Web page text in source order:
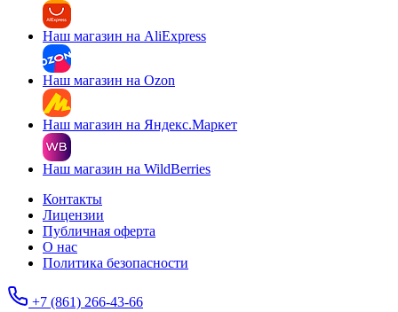
Наш магазин на AliExpress
Наш магазин на Ozon
Наш магазин на Яндекс.Маркет
Наш магазин на WildBerries
Контакты
Лицензии
Публичная оферта
О нас
Политика безопасности
+7 (861) 266-43-66